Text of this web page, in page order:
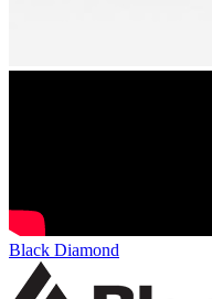
Black Diamond